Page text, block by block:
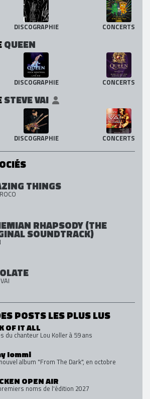
DISCOGRAPHIE CONCERTS
QUEEN
DISCOGRAPHIE CONCERTS
STEVE VAI
DISCOGRAPHIE CONCERTS
THINGS
RHAPSODY (THE
SOUNDTRACK)
POSTS LES PLUS LUS
OF IT ALL
du chanteur Lou Koller à 59 ans
Iommi
album "From The Dark", en octobre
OPEN AIR
noms de l'édition 2027